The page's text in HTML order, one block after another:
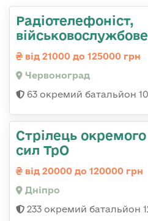
Радіотелефоніст,
від 21000 до 125000 грн
Червоноград
63 окремий батальйон
Стрілець
сил ТрО
від 20000 до 120000 грн
Дніпро
233 окремий батальйон